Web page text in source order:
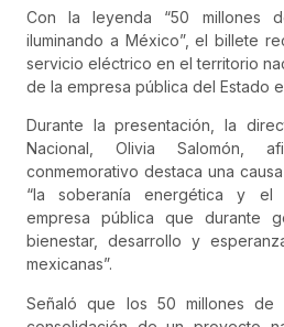
Con la leyenda “50 millones
iluminando a México”, el billete
servicio eléctrico en el territorio
de la empresa pública del Estado
Durante la presentación, la
Nacional, Olivia Salomón,
conmemorativo destaca una
“la soberanía energética y el
empresa pública que durante
bienestar, desarrollo y
mexicanas”.
Señaló que los 50 millones de